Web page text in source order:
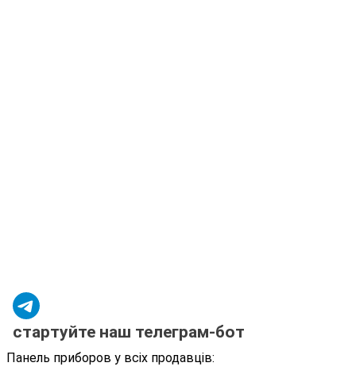
стартуйте наш телеграм-бот
Панель приборов у всіх продавців: